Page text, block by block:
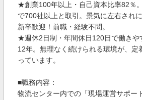
★創業100年以上・自己資本比率82％
で700社以上と取引。景気に左右され
新卒歓迎！前職・経験不問。
★週休2日制・年間休日120日で働きや
12年。無理なく続けられる環境が、定
っています。
■職務内容：
物流センター内での「現場運営サポー